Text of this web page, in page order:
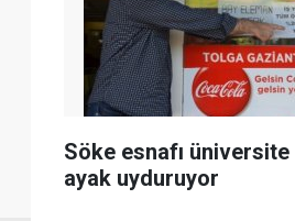
Söke esnafı
ayak uyduruyor